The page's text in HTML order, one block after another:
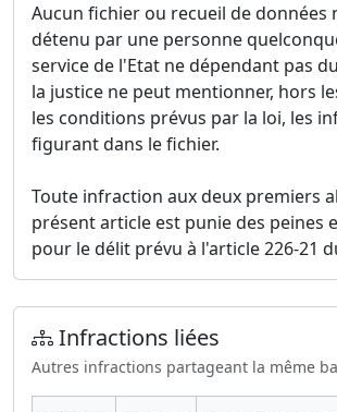
Aucun fichier ou recueil de données
détenu par une personne
service de l'Etat ne dépendant pas
la justice ne peut mentionner, hors
les conditions prévus par la loi, les
figurant dans le fichier.
Toute infraction aux deux premiers
présent article est punie des peines
pour le délit prévu à l'article 226-21
Infractions liées
Autres infractions partageant la même